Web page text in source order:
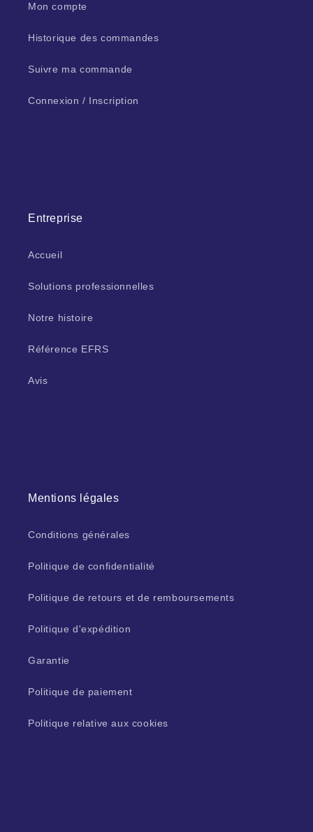
Mon compte
Historique des commandes
Suivre ma commande
Connexion / Inscription
Entreprise
Accueil
Solutions professionnelles
Notre histoire
Référence EFRS
Avis
Mentions légales
Conditions générales
Politique de confidentialité
Politique de retours et de remboursements
Politique d'expédition
Garantie
Politique de paiement
Politique relative aux cookies